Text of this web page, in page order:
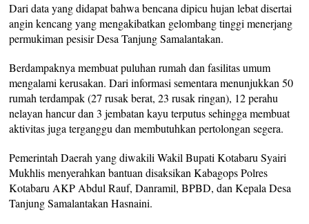
Dari data yang didapat bahwa bencana dipicu hujan lebat disertai
angin kencang yang mengakibatkan gelombang tinggi menerjang
permukiman pesisir Desa Tanjung Samalantakan.
Berdampaknya membuat puluhan rumah dan fasilitas umum
mengalami kerusakan. Dari informasi sementara menunjukkan 50
rumah terdampak (27 rusak berat, 23 rusak ringan), 12 perahu
nelayan hancur dan 3 jembatan kayu terputus sehingga membuat
aktivitas juga terganggu dan membutuhkan pertolongan segera.
Pemerintah Daerah yang diwakili Wakil Bupati Kotabaru Syairi
Mukhlis menyerahkan bantuan disaksikan Kabagops Polres
Kotabaru AKP Abdul Rauf, Danramil, BPBD, dan Kepala Desa
Tanjung Samalantakan Hasnaini.